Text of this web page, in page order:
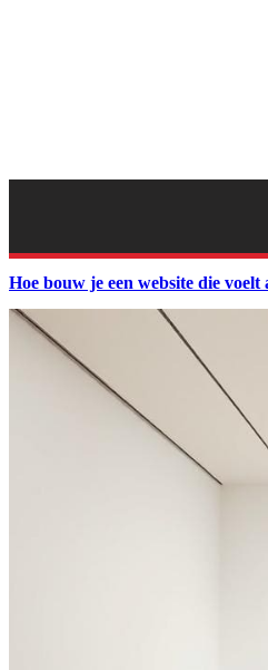
Hoe bouw je een website die voelt